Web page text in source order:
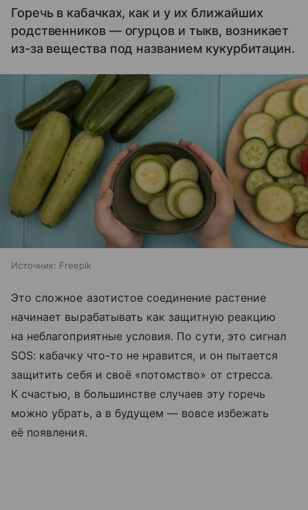
Горечь в кабачках, как и у их ближайших
родственников — огурцов и тыкв, возникает
из-за вещества под названием кукурбитацин.
Источник: Freepik
Это сложное азотистое соединение растение
начинает вырабатывать как защитную реакцию
на неблагоприятные условия. По сути, это сигнал
SOS: кабачку что-то не нравится, и он пытается
защитить себя и своё «потомство» от стресса.
К счастью, в большинстве случаев эту горечь
можно убрать, а в будущем — вовсе избежать
её появления.